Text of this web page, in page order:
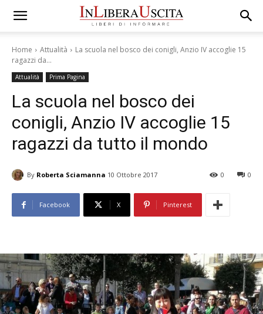
Home Attualità
La scuola nel bosco dei conigli, Anzio IV accoglie 15
ragazzi da...
Attualità Prima Pagina
La scuola nel bosco dei
conigli, Anzio IV accoglie 15
ragazzi da tutto il mondo
By Roberta Sciamanna 10 Ottobre 2017 0
0
Facebook X Pinterest